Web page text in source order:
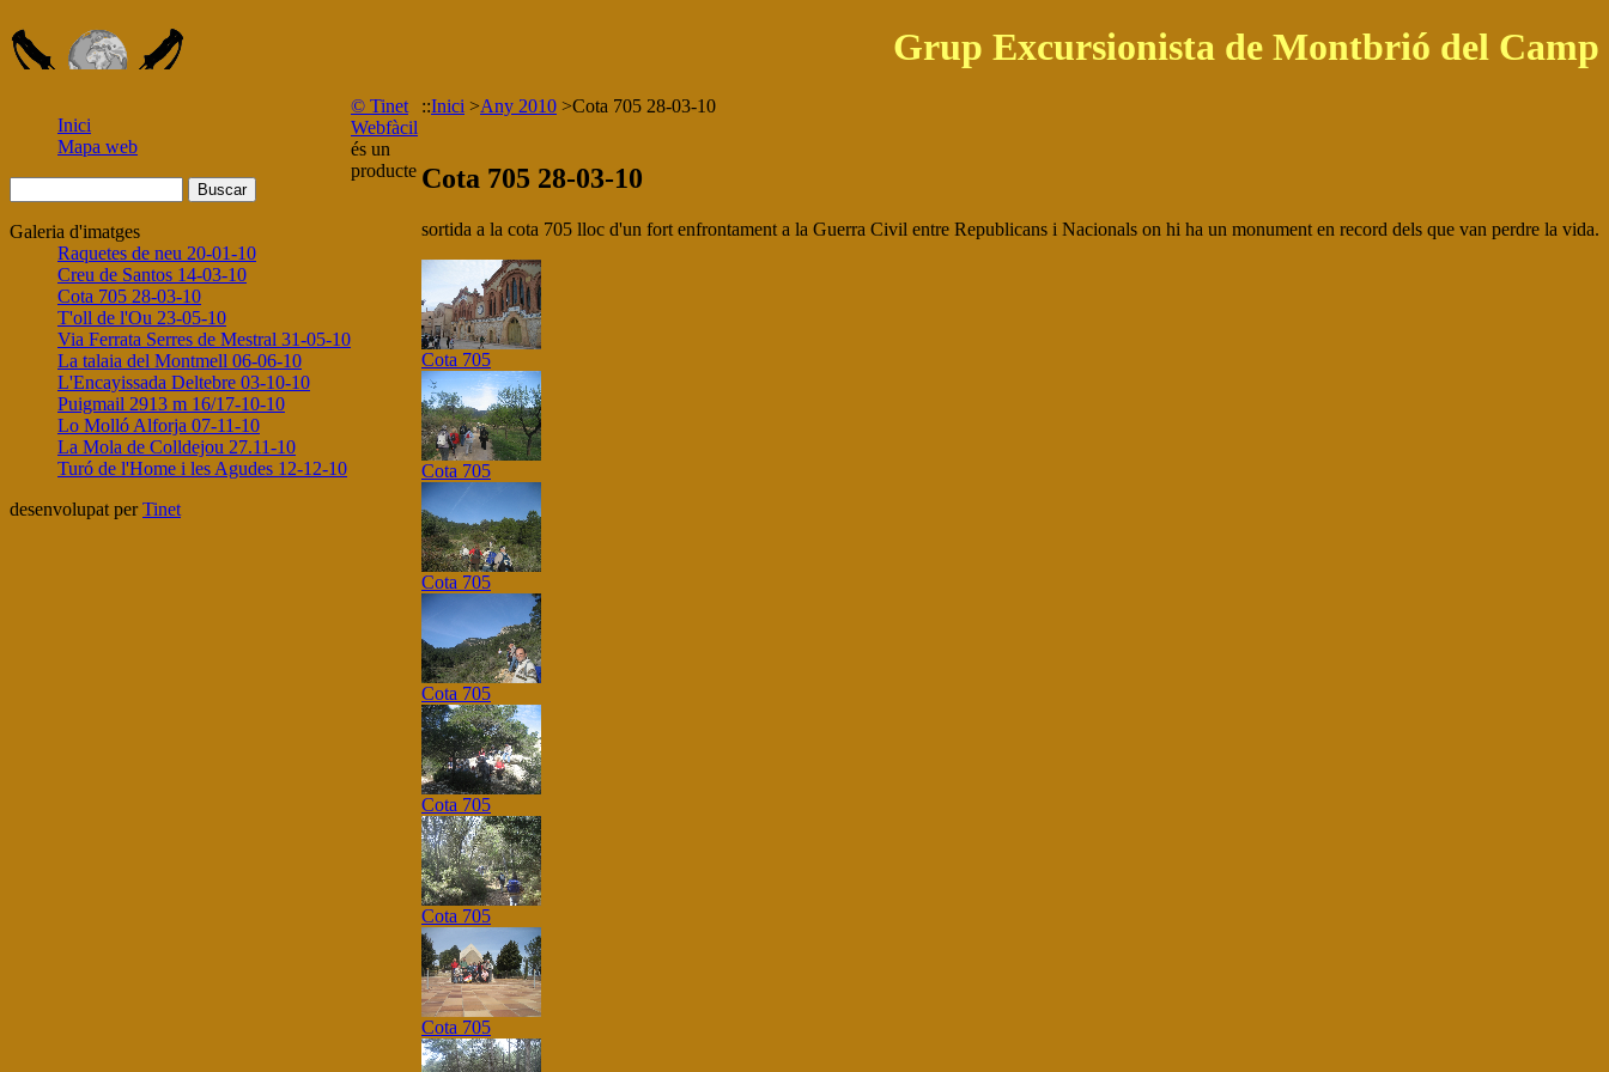
Grup Excursionista de Montbrió del Camp
Inici
Mapa web
Galeria d'imatges
Raquetes de neu 20-01-10
Creu de Santos 14-03-10
Cota 705 28-03-10
T'oll de l'Ou 23-05-10
Via Ferrata Serres de Mestral 31-05-10
La talaia del Montmell 06-06-10
L'Encayissada Deltebre 03-10-10
Puigmail 2913 m 16/17-10-10
Lo Molló Alforja 07-11-10
La Mola de Colldejou 27.11-10
Turó de l'Home i les Agudes 12-12-10
::Inici >Any 2010 >Cota 705 28-03-10
Cota 705 28-03-10
sortida a la cota 705 lloc d'un fort enfrontament a la Guerra Civil entre Republicans i Nacionals on hi ha un monument en record dels que van perdre la vida.
Cota 705
Cota 705
Cota 705
Cota 705
Cota 705
Cota 705
Cota 705
© Tinet
Webfàcil
és un
producte
desenvolupat perTinet